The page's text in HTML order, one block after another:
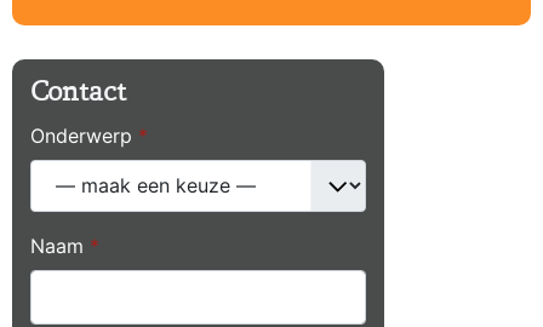
Contact
Onderwerp *
Naam *